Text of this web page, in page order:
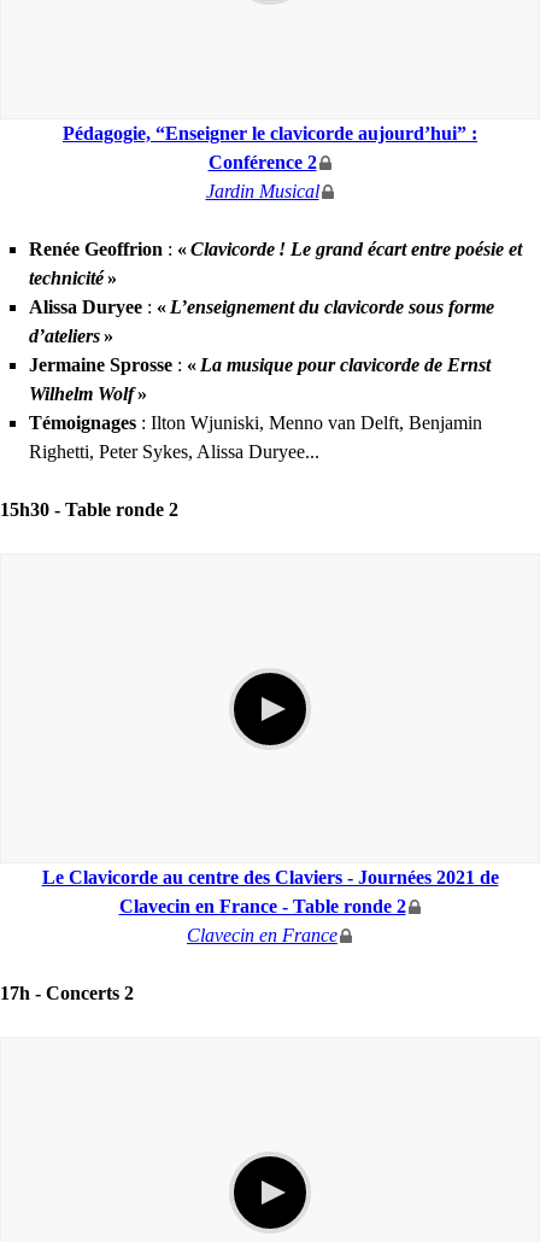
Pédagogie, “Enseigner le clavicorde aujourd’hui” :
Conférence 2
Jardin Musical
Renée Geoffrion : «Clavicorde ! Le grand écart entre poésie et
technicité»
Alissa Duryee : « L’enseignement du clavicorde sous forme
d’ateliers»
Jermaine Sprosse : « La musique pour clavicorde de Ernst
Wilhelm Wolf»
Témoignages : Ilton Wjuniski, Menno van Delft, Benjamin
Righetti, Peter Sykes, Alissa Duryee...
15h30 - Table ronde 2
Le Clavicorde au centre des Claviers - Journées 2021 de
Clavecin en France - Table ronde 2
Clavecin en France
17h - Concerts 2